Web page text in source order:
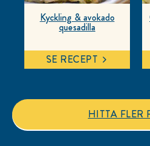
Kyckling & avokado
quesadilla
SE RECEPT
HITTA FLER